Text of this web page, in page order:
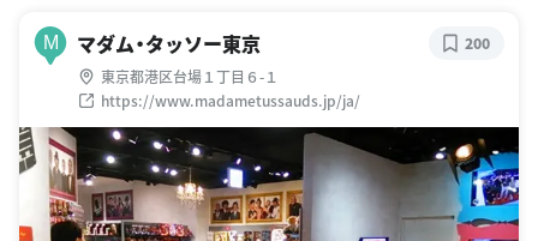
M マダム・タッソー東京
東京都港区台場１丁目６-１
https://www.madametussauds.jp/ja/
200